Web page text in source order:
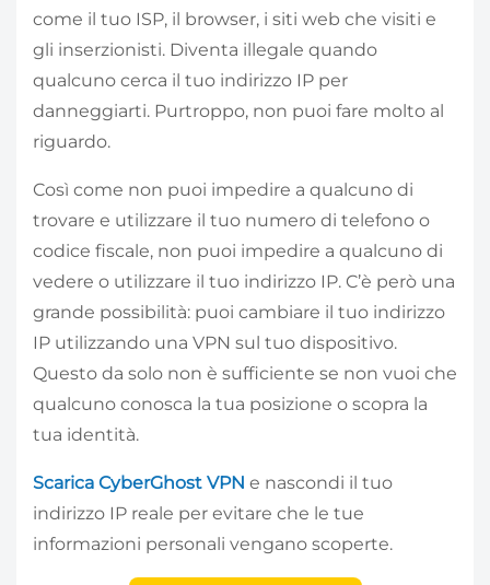
come il tuo ISP, il browser, i siti web che visiti e
gli inserzionisti. Diventa illegale quando
qualcuno cerca il tuo indirizzo IP per
danneggiarti. Purtroppo, non puoi fare molto al
riguardo.
Così come non puoi impedire a qualcuno di
trovare e utilizzare il tuo numero di telefono o
codice fiscale, non puoi impedire a qualcuno di
vedere o utilizzare il tuo indirizzo IP. C’è però una
grande possibilità: puoi cambiare il tuo indirizzo
IP utilizzando una VPN sul tuo dispositivo.
Questo da solo non è sufficiente se non vuoi che
qualcuno conosca la tua posizione o scopra la
tua identità.
Scarica CyberGhost VPN e nascondi il tuo
indirizzo IP reale per evitare che le tue
informazioni personali vengano scoperte.